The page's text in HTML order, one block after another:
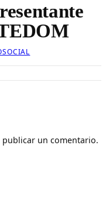
publicar un comentario.